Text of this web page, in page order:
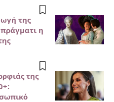
της
η
της